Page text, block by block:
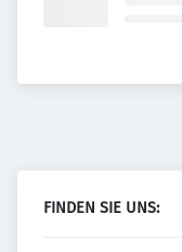
FINDEN SIE UNS: